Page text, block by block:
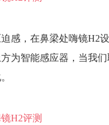
感，在鼻梁处嗨镜H2
为智能感应器，当我